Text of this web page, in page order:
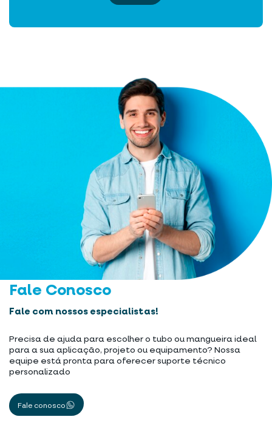
Fale Conosco
Fale com nossos especialistas!
Precisa de ajuda para escolher o tubo ou mangueira ideal
para a sua aplicação, projeto ou equipamento? Nossa
equipe está pronta para oferecer suporte técnico
personalizado
Fale conosco